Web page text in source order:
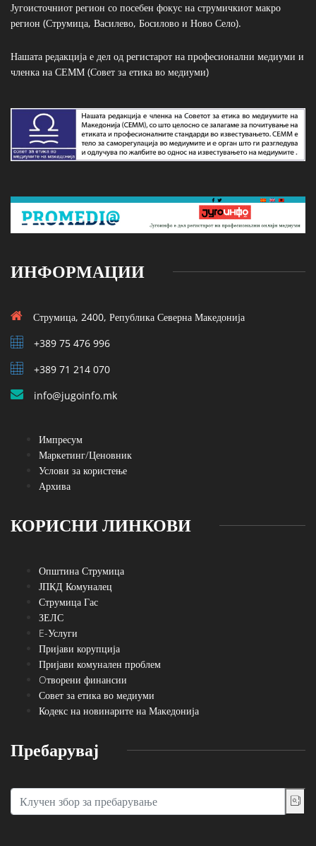
Југоисточниот регион со посебен фокус на струмичкиот макро
регион (Струмица, Василево, Босилово и Ново Село).
Нашата редакција е дел од регистарот на професионални медиуми и
членка на СЕММ (Совет за етика во медиуми)
ИНФОРМАЦИИ
Струмица, 2400, Република Северна Македонија
+389 75 476 996
+389 71 214 070
info@jugoinfo.mk
Импресум
Маркетинг/Ценовник
Услови за користење
Архива
КОРИСНИ ЛИНКОВИ
Општина Струмица
ЈПКД Комуналец
Струмица Гас
ЗЕЛС
E-Услуги
Пријави корупција
Пријави комунален проблем
Oтворени финансии
Совет за етика во медиуми
Кодекс на новинарите на Македонија
Пребарувај